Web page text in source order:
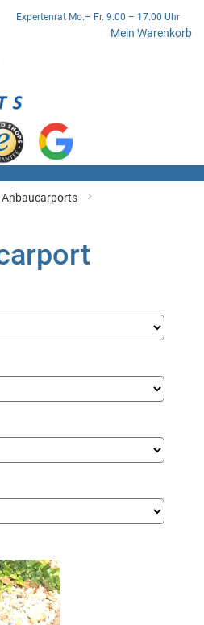
Expertenrat Mo.– Fr. 9.00 – 17.00 Uhr
Mein Warenkorb
Anbaucarports